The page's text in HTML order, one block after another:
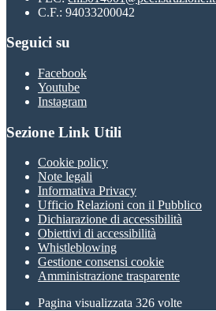
C.F.: 94033200042
Seguici su
Facebook
Youtube
Instagram
Sezione Link Utili
Cookie policy
Note legali
Informativa Privacy
Ufficio Relazioni con il Pubblico
Dichiarazione di accessibilità
Obiettivi di accessibilità
Whistleblowing
Gestione consensi cookie
Amministrazione trasparente
Pagina visualizzata 326 volte